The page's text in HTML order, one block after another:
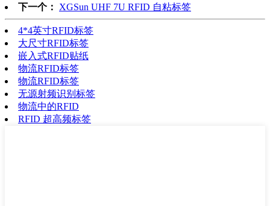
下一个：
XGSun UHF 7U RFID 自粘标签
4*4英寸RFID标签
大尺寸RFID标签
嵌入式RFID贴纸
物流RFID标签
物流RFID标签
无源射频识别标签
物流中的RFID
RFID 超高频标签